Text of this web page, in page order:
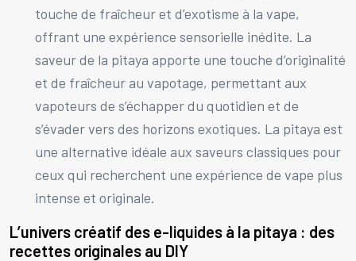
touche de fraîcheur et d’exotisme à la vape,
offrant une expérience sensorielle inédite. La
saveur de la pitaya apporte une touche d’originalité
et de fraîcheur au vapotage, permettant aux
vapoteurs de s’échapper du quotidien et de
s’évader vers des horizons exotiques. La pitaya est
une alternative idéale aux saveurs classiques pour
ceux qui recherchent une expérience de vape plus
intense et originale.
L’univers créatif des e-liquides à la pitaya : des
recettes originales au DIY